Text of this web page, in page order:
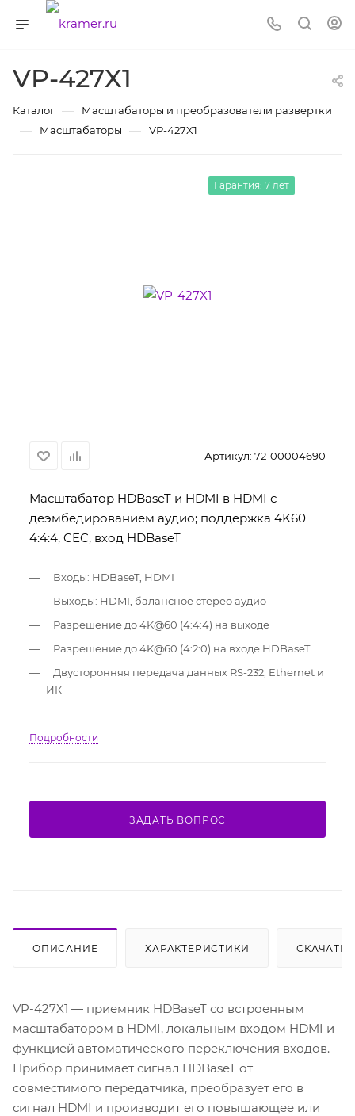
VP-427X1
Каталог — Масштабаторы и преобразователи развертки
— Масштабаторы — VP-427X1
Гарантия: 7 лет
Артикул: 72-00004690
Масштабатор HDBaseT и HDMI в HDMI с
деэмбедированием аудио; поддержка 4K60
4:4:4, CEC, вход HDBaseT
Входы: HDBaseT, HDMI
Выходы: HDMI, балансное стерео аудио
Разрешение до 4K@60 (4:4:4) на выходе
Разрешение до 4K@60 (4:2:0) на входе HDBaseT
Двусторонняя передача данных RS-232, Ethernet и
ИК
Подробности
ЗАДАТЬ ВОПРОС
ОПИСАНИЕ ХАРАКТЕРИСТИКИ СКАЧАТЬ
VP-427X1 — приемник HDBaseT со встроенным
масштабатором в HDMI, локальным входом HDMI и
функцией автоматического переключения входов.
Прибор принимает сигнал HDBaseT от
совместимого передатчика, преобразует его в
сигнал HDMI и производит его повышающее или